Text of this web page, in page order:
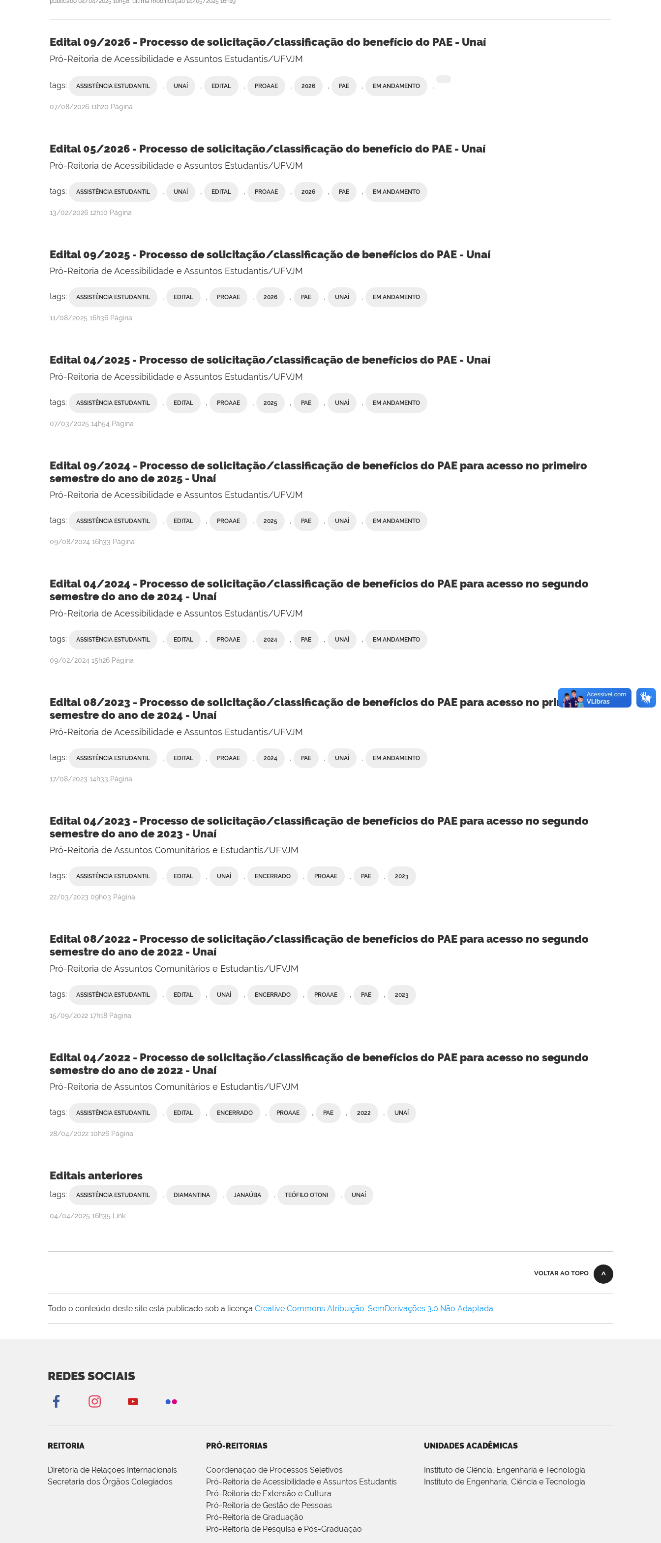
Edital 09/2026 - Processo de solicitação/classificação do benefício do PAE - Unaí
Pró-Reitoria de Acessibilidade e Assuntos Estudantis/UFVJM
tags: ASSISTÊNCIA ESTUDANTIL , UNAÍ , EDITAL , PROAAE , 2026 , PAE , EM ANDAMENTO ,
publicado
07/08/2026 11h20 Página
Edital 05/2026 - Processo de solicitação/classificação do benefício do PAE - Unaí
Pró-Reitoria de Acessibilidade e Assuntos Estudantis/UFVJM
tags: ASSISTÊNCIA ESTUDANTIL UNAÍ EDITAL PROAAE 2026 PAE EM ANDAMENTO
publicado
13/02/2026 12h10 Página
Edital 09/2025 - Processo de solicitação/classificação de benefícios do PAE - Unaí
Pró-Reitoria de Acessibilidade e Assuntos Estudantis/UFVJM
tags: ASSISTÊNCIA ESTUDANTIL , EDITAL , PROAAE , 2026 , PAE , UNAÍ , EM ANDAMENTO
publicado
11/08/2025 16h36 Página
Edital 04/2025 - Processo de solicitação/classificação de benefícios do PAE - Unaí
Pró-Reitoria de Acessibilidade e Assuntos Estudantis/UFVJM
tags: ASSISTÊNCIA ESTUDANTIL EDITAL PROAAE 2025 PAE UNAÍ EM ANDAMENTO
publicado
07/03/2025 14h54 Página
Edital 09/2024 - Processo de solicitação/classificação de benefícios do PAE para acesso no primeiro
semestre do ano de 2025 - Unaí
Pró-Reitoria de Acessibilidade e Assuntos Estudantis/UFVJM
tags: ASSISTÊNCIA ESTUDANTIL , EDITAL , PROAAE , 2025 , PAE , UNAÍ , EM ANDAMENTO
publicado
09/08/2024 16h33 Página
Edital 04/2024 - Processo de solicitação/classificação de benefícios do PAE para acesso no segundo
semestre do ano de 2024 - Unaí
Pró-Reitoria de Acessibilidade e Assuntos Estudantis/UFVJM
tags: ASSISTÊNCIA ESTUDANTIL , EDITAL , PROAAE , 2024 , PAE , UNAÍ , EM ANDAMENTO
publicado
09/02/2024 15h26 Página
Edital 08/2023 - Processo de solicitação/classificação de benefícios do PAE para acesso no primeiro
semestre do ano de 2024 - Unaí
Pró-Reitoria de Acessibilidade e Assuntos Estudantis/UFVJM
tags: ASSISTÊNCIA ESTUDANTIL EDITAL PROAAE 2024 PAE UNAÍ EM ANDAMENTO
publicado
17/08/2023 14h33 Página
Edital 04/2023 - Processo de solicitação/classificação de benefícios do PAE para acesso no segundo
semestre do ano de 2023 - Unaí
Pró-Reitoria de Assuntos Comunitários e Estudantis/UFVJM
tags: ASSISTÊNCIA ESTUDANTIL , EDITAL , UNAÍ , ENCERRADO , PROAAE , PAE , 2023
publicado
22/03/2023 09h03 Página
Edital 08/2022 - Processo de solicitação/classificação de benefícios do PAE para acesso no segundo
semestre do ano de 2022 - Unaí
Pró-Reitoria de Assuntos Comunitários e Estudantis/UFVJM
tags: ASSISTÊNCIA ESTUDANTIL EDITAL UNAÍ ENCERRADO PROAAE PAE 2023
publicado
15/09/2022 17h18 Página
Edital 04/2022 - Processo de solicitação/classificação de benefícios do PAE para acesso no segundo
semestre do ano de 2022 - Unaí
Pró-Reitoria de Assuntos Comunitários e Estudantis/UFVJM
tags: ASSISTÊNCIA ESTUDANTIL , EDITAL , ENCERRADO , PROAAE , PAE , 2022 , UNAÍ
publicado
28/04/2022 10h26 Página
Editais anteriores
tags: ASSISTÊNCIA ESTUDANTIL , DIAMANTINA , JANAÚBA , TEÓFILO OTONI , UNAÍ
publicado
04/04/2025 16h35 Link
VOLTAR AO TOPO
Todo o conteúdo deste site está publicado sob a licença Creative Commons Atribuição-SemDerivações 3.0 Não Adaptada.
REDES SOCIAIS
REITORIA
Diretoria de Relações Internacionais
Secretaria dos Órgãos Colegiados
PRÓ-REITORIAS
Coordenação de Processos Seletivos
Pró-Reitoria de Acessibilidade e Assuntos Estudantis
Pró-Reitoria de Extensão e Cultura
Pró-Reitoria de Gestão de Pessoas
Pró-Reitoria de Graduação
Pró-Reitoria de Pesquisa e Pós-Graduação
UNIDADES ACADÊMICAS
Instituto de Ciência, Engenharia e Tecnologia
Instituto de Engenharia, Ciência e Tecnologia